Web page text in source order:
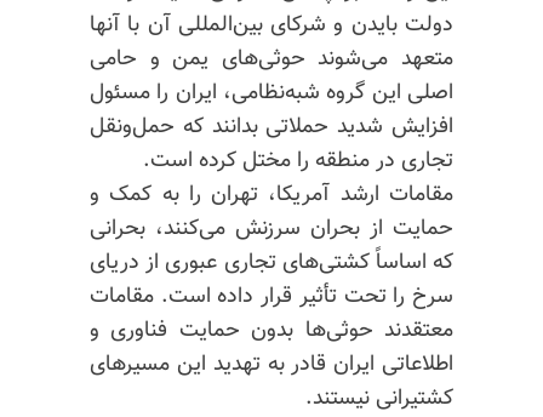
دولت بایدن و شرکای بین‌المللی آن با آنها
متعهد می‌شوند حوثی‌های یمن و حامی
اصلی این گروه شبه‌نظامی، ایران را مسئول
افزایش شدید حملاتی بدانند که حمل‌ونقل
تجاری در منطقه را مختل کرده است.
مقامات ارشد آمریکا، تهران را به کمک و
حمایت از بحران سرزنش می‌کنند، بحرانی
که اساساً کشتی‌های تجاری عبوری از دریای
سرخ را تحت تأثیر قرار داده است. مقامات
معتقدند حوثی‌ها بدون حمایت فناوری و
اطلاعاتی ایران قادر به تهدید این مسیرهای
کشتیرانی نیستند.